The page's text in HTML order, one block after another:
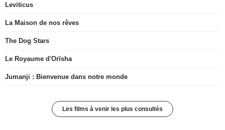
Leviticus
La Maison de nos rêves
The Dog Stars
Le Royaume d'Orïsha
Jumanji : Bienvenue dans notre monde
Les films à venir les plus consultés